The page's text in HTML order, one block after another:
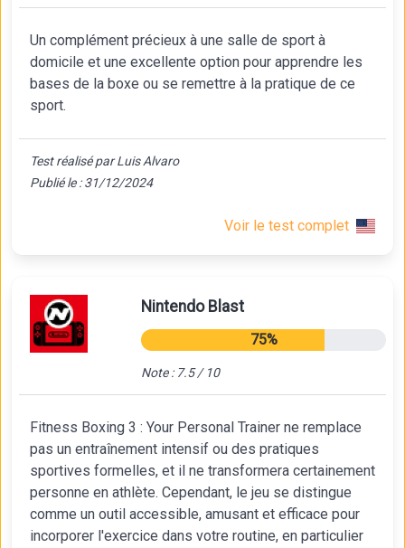
Un complément précieux à une salle de sport à
domicile et une excellente option pour apprendre les
bases de la boxe ou se remettre à la pratique de ce
sport.
Test réalisé par Luis Alvaro
Publié le : 31/12/2024
Voir le test complet
Nintendo Blast
75%
Note : 7.5 / 10
Fitness Boxing 3 : Your Personal Trainer ne remplace
pas un entraînement intensif ou des pratiques
sportives formelles, et il ne transformera certainement
personne en athlète. Cependant, le jeu se distingue
comme un outil accessible, amusant et efficace pour
incorporer l'exercice dans votre routine, en particulier